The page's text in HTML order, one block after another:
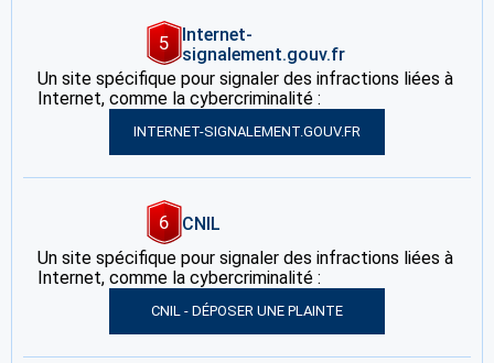
5
Internet-
signalement.gouv.fr
Un site spécifique pour signaler des infractions liées à
Internet, comme la cybercriminalité :
INTERNET-SIGNALEMENT.GOUV.FR
6
CNIL
Un site spécifique pour signaler des infractions liées à
Internet, comme la cybercriminalité :
CNIL - DÉPOSER UNE PLAINTE